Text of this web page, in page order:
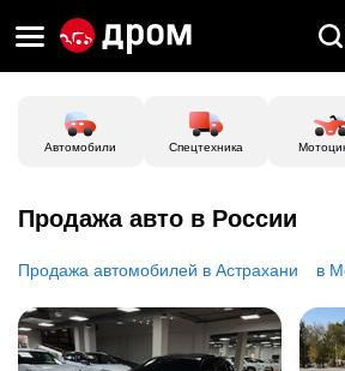
Автомобили Спецтехника
Продажа авто в России
Продажа автомобилей в Астрахани в